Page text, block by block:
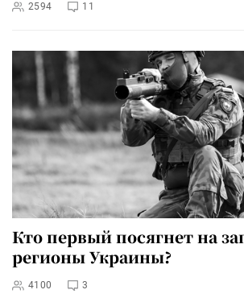
2594 11
Кто первый посягнет на
регионы Украины?
4100 3